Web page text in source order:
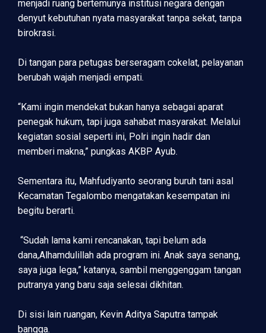
menjadi ruang bertemunya institusi negara dengan
denyut kebutuhan nyata masyarakat tanpa sekat, tanpa
birokrasi.
Di tangan para petugas berseragam cokelat, pelayanan
berubah wajah menjadi empati.
“Kami ingin mendekat bukan hanya sebagai aparat
penegak hukum, tapi juga sahabat masyarakat. Melalui
kegiatan sosial seperti ini, Polri ingin hadir dan
memberi makna,” pungkas AKBP Ayub.
Sementara itu, Mahfudiyanto seorang buruh tani asal
Kecamatan Tegalombo mengatakan kesempatan ini
begitu berarti.
“Sudah lama kami rencanakan, tapi belum ada
dana,Alhamdulillah ada program ini. Anak saya senang,
saya juga lega,” katanya, sambil menggenggam tangan
putranya yang baru saja selesai dikhitan.
Di sisi lain ruangan, Kevin Aditya Saputra tampak
bangga.